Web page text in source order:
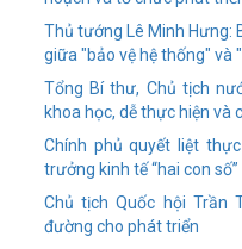
Thủ tướng Lê Minh Hưng:
giữa "bảo vệ hệ thống" và
Tổng Bí thư, Chủ tịch
khoa học, dễ thực hiện và
Chính phủ quyết liệt
trưởng kinh tế “hai con số”
Chủ tịch Quốc hội Trần
đường cho phát triển